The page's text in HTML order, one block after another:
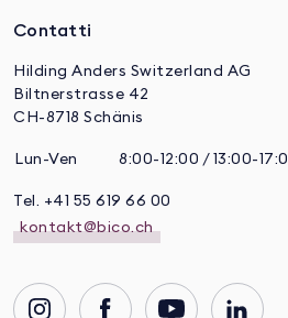
Contatti
Hilding Anders Switzerland AG
Biltnerstrasse 42
CH-8718 Schänis
Lun-Ven 8:00-12:00 / 13:00-
Tel. +41 55 619 66 00
kontakt@bico.ch